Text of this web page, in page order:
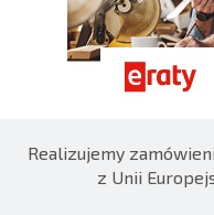
Realizujemy
z Unii